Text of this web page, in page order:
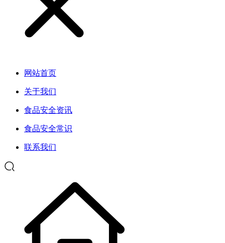
网站首页
关于我们
食品安全资讯
食品安全常识
联系我们